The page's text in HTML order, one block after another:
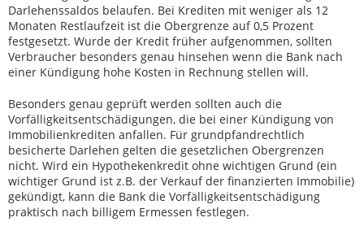
Darlehenssaldos belaufen. Bei Krediten mit weniger als 12
Monaten Restlaufzeit ist die Obergrenze auf 0,5 Prozent
festgesetzt. Wurde der Kredit früher aufgenommen, sollten
Verbraucher besonders genau hinsehen wenn die Bank nach
einer Kündigung hohe Kosten in Rechnung stellen will.
Besonders genau geprüft werden sollten auch die
Vorfälligkeitsentschädigungen, die bei einer Kündigung von
Immobilienkrediten anfallen. Für grundpfandrechtlich
besicherte Darlehen gelten die gesetzlichen Obergrenzen
nicht. Wird ein Hypothekenkredit ohne wichtigen Grund (ein
wichtiger Grund ist z.B. der Verkauf der finanzierten Immobilie)
gekündigt, kann die Bank die Vorfälligkeitsentschädigung
praktisch nach billigem Ermessen festlegen.